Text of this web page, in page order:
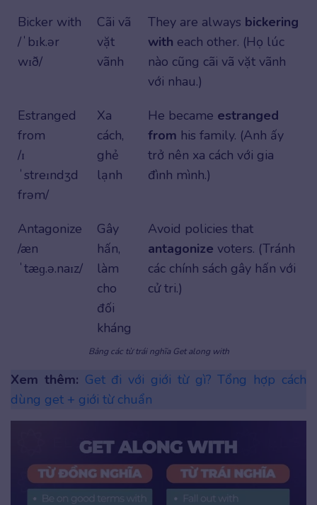
Bicker with
/ˈbɪk.ər
wɪð/
Cãi vã
vặt
vãnh
They are always bickering
with each other. (Họ lúc
nào cũng cãi vã vặt vãnh
với nhau.)
Estranged
from
/ɪ
ˈstreɪndʒd
frəm/
Xa
cách,
ghẻ
lạnh
He became estranged
from his family. (Anh ấy
trở nên xa cách với gia
đình mình.)
Antagonize
/æn
ˈtæɡ.ə.naɪz/
Gây
hấn,
làm
cho
đối
kháng
Avoid policies that
antagonize voters. (Tránh
các chính sách gây hấn với
cử tri.)
Bảng các từ trái nghĩa Get along with
Xem thêm: Get đi với giới từ gì? Tổng hợp cách
dùng get + giới từ chuẩn